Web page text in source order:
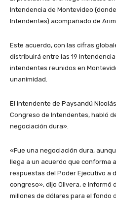
Intendencia de Montevideo
Intendentes) acompañado de
Este acuerdo, con las cifras
distribuirá entre las 19
intendentes reunidos en
unanimidad.
El intendente de Paysandú
Congreso de Intendentes, habló
negociación dura».
«Fue una negociación dura,
llega a un acuerdo que conforma
respuestas del Poder Ejecutivo a
congreso», dijo Olivera, e informó
millones de dólares para el fondo